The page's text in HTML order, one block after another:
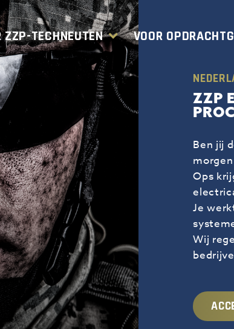
ZZP-TECHNEUTEN VOOR
ZZP
Ben jij
Ops
Je
Wij